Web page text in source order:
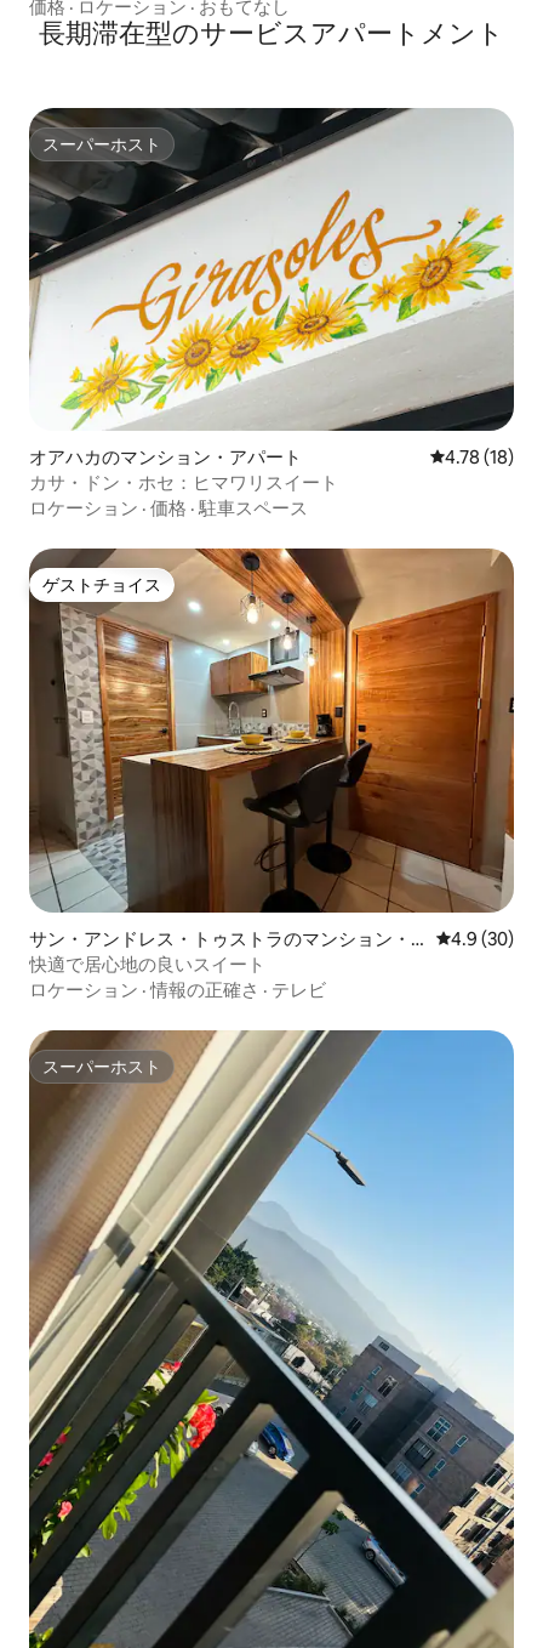
価格 · ロケーション · おもてなし
長期滞在型のサービスアパートメント
スーパーホスト
スーパーホスト
オアハカのマンション・アパート レビュー18
4.78 (18)
カサ・ドン・ホセ：ヒマワリスイート
ロケーション · 価格 ·駐車スペース
ゲストチョイス
ゲストチョイス
サン・アンドレス・トゥストラのマンション・
アパート
レビュー30
4.9 (30)
快適で居心地の良いスイート
ロケーション ·情報の正確さ · テレビ
スーパーホスト
スーパーホスト